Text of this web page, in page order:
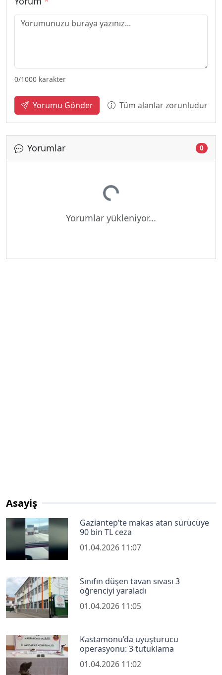
0/1000 karakter
Yorumu Gönder Tüm alanlar zorunludur
Yorumlar 0
Yükleniyor...
Yorumlar yükleniyor...
Asayiş
Gaziantep’te makas atan sürücüye
90 bin TL ceza
01.04.2026 11:07
Sınıfın düşen tavan sıvası 3
öğrenciyi yaraladı
01.04.2026 11:05
Kastamonu’da uyuşturucu
operasyonu: 3 tutuklama
01.04.2026 11:02